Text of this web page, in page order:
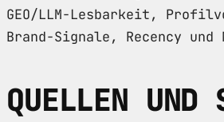
GEO/LLM-Lesbarkeit,
Brand-Signale, Recency und
QUELLEN UND